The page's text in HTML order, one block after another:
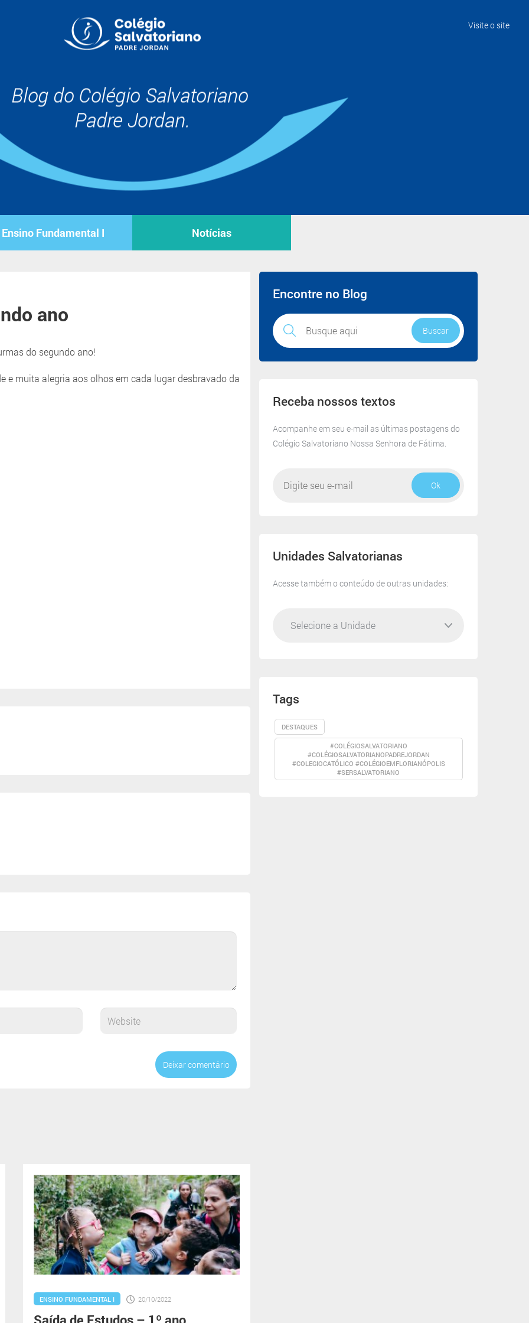
Visite o site
Ensino Fundamental I Notícias
ano
do segundo ano!
e muita alegria aos olhos em cada lugar desbravado da
Deixar comentário
ENSINO FUNDAMENTAL I 20/10/2022
Encontre no Blog
Buscar
Receba nossos textos
Acompanhe em seu e-mail as últimas postagens do
Colégio Salvatoriano Nossa Senhora de Fátima.
Ok
Receba
nossos
textos
Unidades Salvatorianas
Acesse também o conteúdo de outras unidades:
Tags
DESTAQUES
#COLÉGIOSALVATORIANO
#COLÉGIOSALVATORIANOPADREJORDAN
#COLEGIOCATÓLICO #COLÉGIOEMFLORIANÓPOLIS
#SERSALVATORIANO